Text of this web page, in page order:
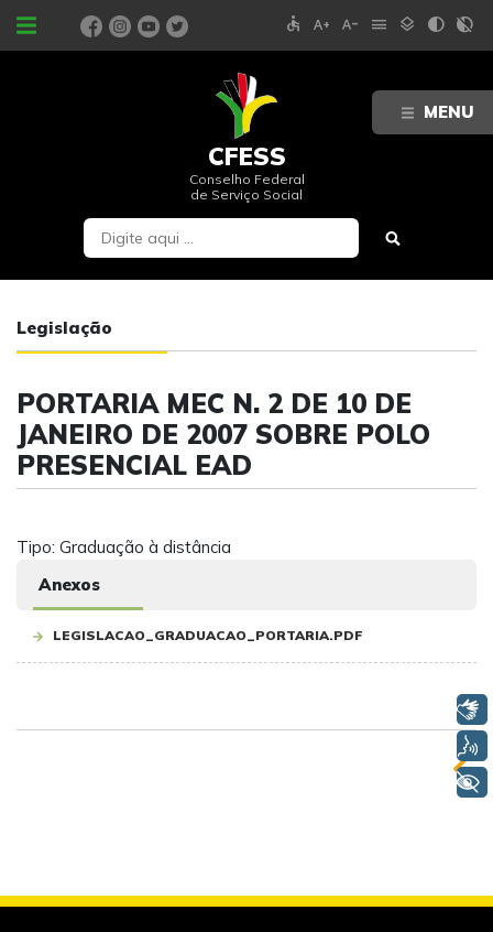
MENU
PORTAIS accessible text_increase text_decrease menu layers contrast contrast_rtl_off
CFESS
Conselho Federal
de Serviço Social
Legislação
PORTARIA MEC N. 2 DE 10 DE
JANEIRO DE 2007 SOBRE POLO
PRESENCIAL EAD
Tipo: Graduação à distância
Anexos
LEGISLACAO_GRADUACAO_PORTARIA.PDF